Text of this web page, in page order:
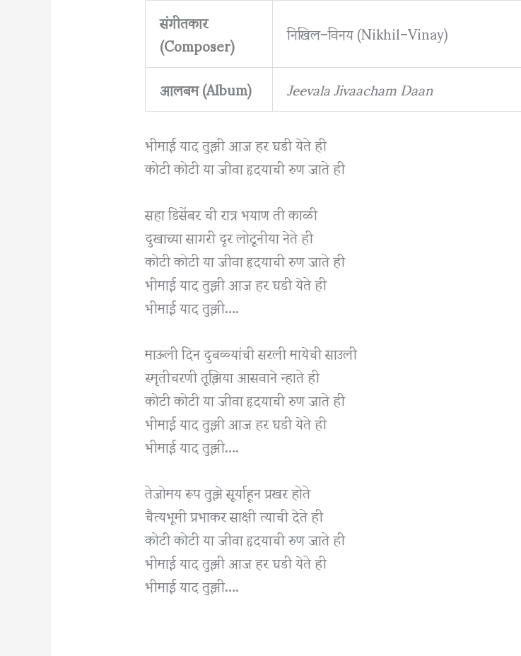
संगीतकार
(Composer)
निखिल–विनय (Nikhil–Vinay)
आलबम (Album)
Jeevala Jivaacham Daan
भीमाई याद तुझी आज हर घडी येते ही
कोटी कोटी या जीवा हृदयाची रुण जाते ही
सहा डिसेंबर ची रात्र भयाण ती काळी
दुखाच्या सागरी दूर लोटूनीया नेते ही
कोटी कोटी या जीवा हृदयाची रुण जाते ही
भीमाई याद तुझी आज हर घडी येते ही
भीमाई याद तुझी….
माऊली दिन दुबळ्यांची सरली मायेची साउली
स्मृतीचरणी तूझिया आसवाने न्हाते ही
कोटी कोटी या जीवा हृदयाची रुण जाते ही
भीमाई याद तुझी आज हर घडी येते ही
भीमाई याद तुझी….
तेजोमय रूप तुझे सूर्याहून प्रखर होते
चैत्यभूमी प्रभाकर साक्षी त्याची देते ही
कोटी कोटी या जीवा हृदयाची रुण जाते ही
भीमाई याद तुझी आज हर घडी येते ही
भीमाई याद तुझी….